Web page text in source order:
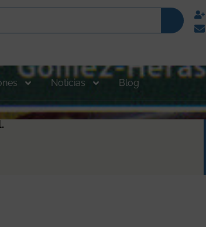
Noticias Blog